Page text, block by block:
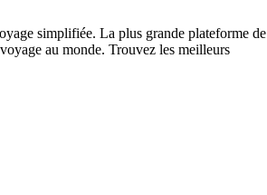
simplifiée. La plus grande plateforme de
au monde. Trouvez les meilleurs